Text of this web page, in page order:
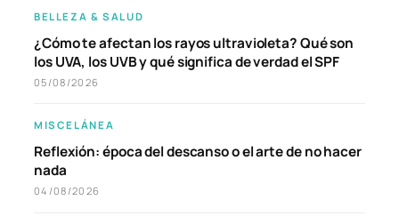
BELLEZA & SALUD
¿Cómo te afectan los rayos ultravioleta? Qué son
los UVA, los UVB y qué significa de verdad el SPF
05/08/2026
MISCELÁNEA
Reflexión: época del descanso o el arte de no hacer
nada
04/08/2026